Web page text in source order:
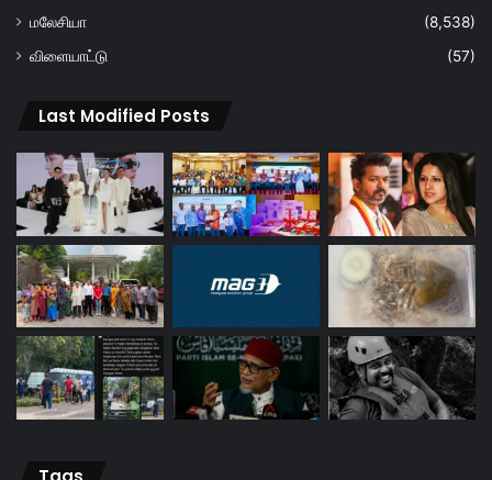
மலேசியா
(8,538)
விளையாட்டு
(57)
Last Modified Posts